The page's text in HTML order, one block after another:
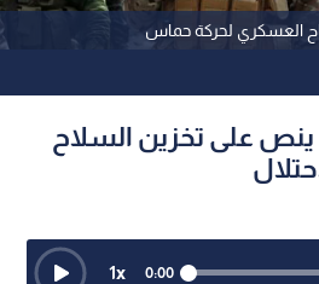
العسكري لحركة حماس
على تخزين السلاح
0:00
1x